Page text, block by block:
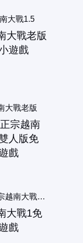
大戰1.5
大戰老版
真-正宗越南大戰雙人版